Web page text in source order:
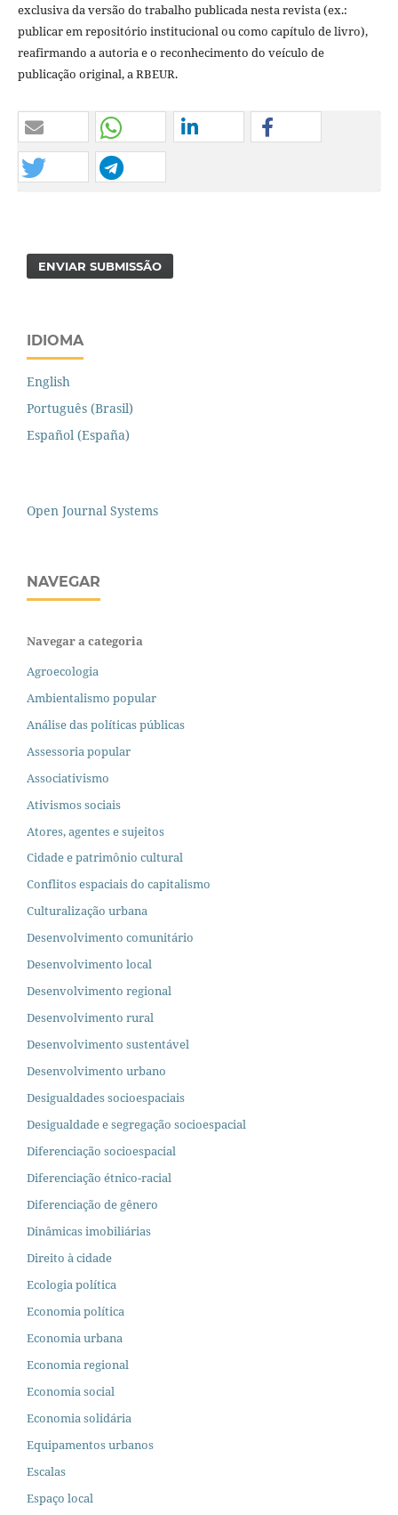
exclusiva da versão do trabalho publicada nesta revista (ex.:
publicar em repositório institucional ou como capítulo de livro),
reafirmando a autoria e o reconhecimento do veículo de
publicação original, a RBEUR.
ENVIAR SUBMISSÃO
IDIOMA
English
Português (Brasil)
Español (España)
Open Journal Systems
NAVEGAR
Navegar a categoria
Agroecologia
Ambientalismo popular
Análise das políticas públicas
Assessoria popular
Associativismo
Ativismos sociais
Atores, agentes e sujeitos
Cidade e patrimônio cultural
Conflitos espaciais do capitalismo
Culturalização urbana
Desenvolvimento comunitário
Desenvolvimento local
Desenvolvimento regional
Desenvolvimento rural
Desenvolvimento sustentável
Desenvolvimento urbano
Desigualdades socioespaciais
Desigualdade e segregação socioespacial
Diferenciação socioespacial
Diferenciação étnico-racial
Diferenciação de gênero
Dinâmicas imobiliárias
Direito à cidade
Ecologia política
Economia política
Economia urbana
Economia regional
Economia social
Economia solidária
Equipamentos urbanos
Escalas
Espaço local